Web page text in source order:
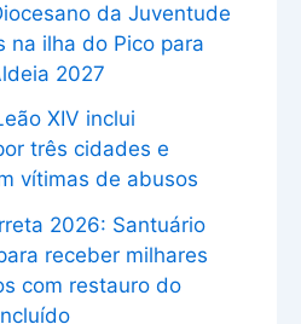
da Juventude
na ilha do Pico para
2027
XIV inclui
três cidades e
vítimas de abusos
2026: Santuário
receber milhares
com restauro do